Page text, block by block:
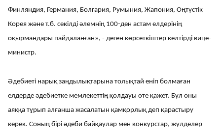
Финляндия, Германия, Болгария, Румыния, Жапония, Оңтүстік
Корея және т.б. секілді әлемнің 100-ден астам елдерінің
оқырмандары пайдаланған», - деген көрсеткіштер келтірді вице-
министр.
Әдебиеті нарық заңдылықтарына толықтай еніп болмаған
елдерде әдебиетке мемлекеттің қолдауы өте қажет. Бұл оны
аяққа тұрып алғанша жасалатын қамқорлық деп қарастыру
керек. Соның бірі әдеби байқаулар мен конкурстар, жүлделер